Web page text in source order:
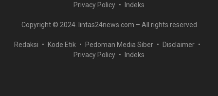
Privacy Policy
Indeks
Copyright © 2024. lintas24news.com – All rights reserved
Redaksi Kode Etik Pedoman Media Siber
Disclaimer
Privacy Policy
Indeks